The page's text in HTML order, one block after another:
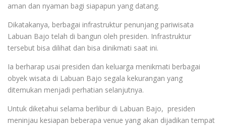
aman dan nyaman bagi siapapun yang datang.
Dikatakanya, berbagai infrastruktur penunjang pariwisata
Labuan Bajo telah di bangun oleh presiden. Infrastruktur
tersebut bisa dilihat dan bisa dinikmati saat ini.
Ia berharap usai presiden dan keluarga menikmati berbagai
obyek wisata di Labuan Bajo segala kekurangan yang
ditemukan menjadi perhatian selanjutnya.
Untuk diketahui selama berlibur di Labuan Bajo, presiden
meninjau kesiapan beberapa venue yang akan dijadikan tempat